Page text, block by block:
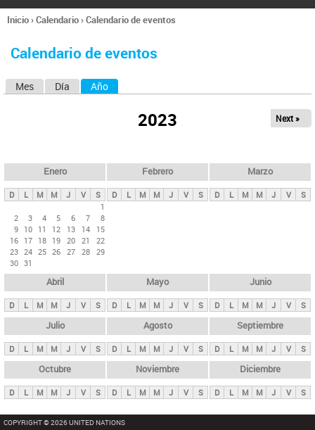
l
d
Se
usted
Inicio›Calendario›Calendario de eventos
Calendario de eventos
s
p
n
c
i
p
l
e
s
Mes Día Año
2023 Next »
Enero
D L M M J V
S
1
2
3 4 5 6 7
8
9 10 11 12 13 14
15
16 17 18 19 20 21
22
23 24 25 26 27 28 29
30 31
Febrero
D L M M J V S
Marzo
D L M M J V S
Abril
D L M M J V S
Mayo
D L M M J V S
Junio
D L M M J V S
Julio
D L M M J V S
Agosto
D L M M J V S
Septiembre
D L M M J V S
Octubre
D L M M J V S
Noviembre
D L M M J V S
Diciembre
D L M M J V S
COPYRIGHT © 2026 UNITED NATIONS